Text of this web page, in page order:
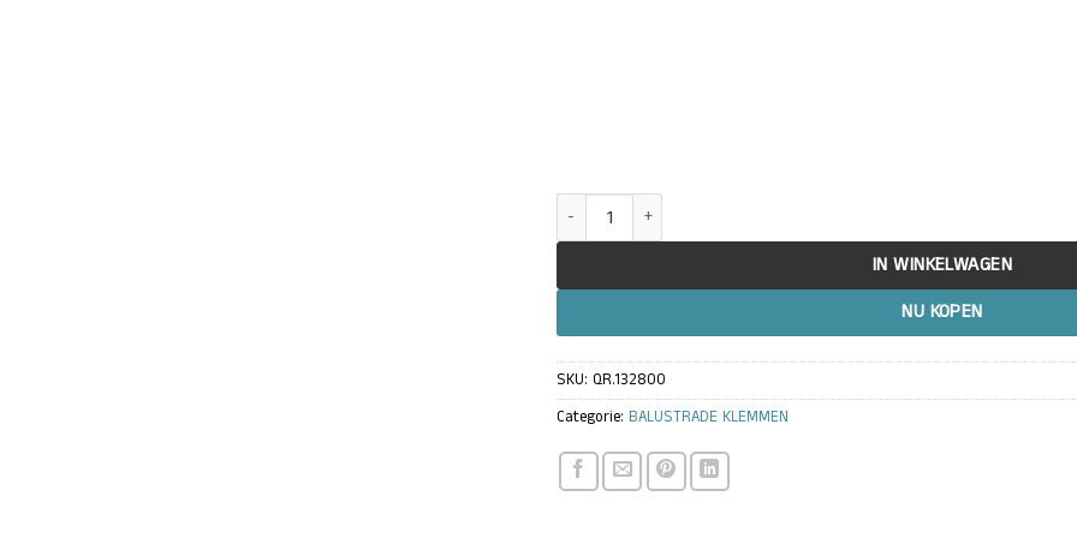
IN WINKELWAGEN
NU KOPEN
SKU: QR.132800
Categorie: BALUSTRADE KLEMMEN